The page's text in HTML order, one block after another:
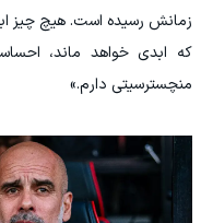
زمانش رسیده است. هیچ چیز
که ابدی خواهد ماند،
منچسترسیتی دارم.»